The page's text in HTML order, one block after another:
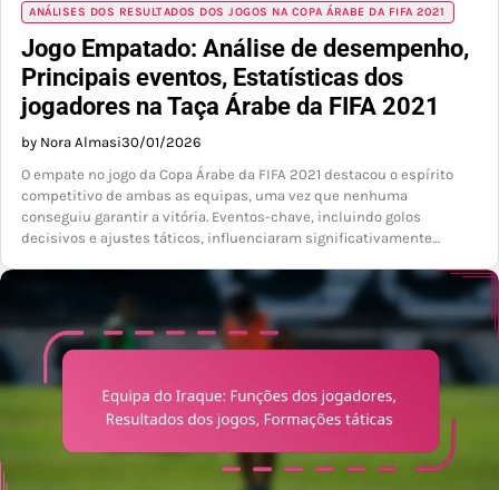
ANÁLISES DOS RESULTADOS DOS JOGOS NA COPA ÁRABE DA FIFA 2021
Jogo Empatado: Análise de desempenho,
Principais eventos, Estatísticas dos
jogadores na Taça Árabe da FIFA 2021
by Nora Almasi30/01/2026
O empate no jogo da Copa Árabe da FIFA 2021 destacou o espírito
competitivo de ambas as equipas, uma vez que nenhuma
conseguiu garantir a vitória. Eventos-chave, incluindo golos
decisivos e ajustes táticos, influenciaram significativamente…